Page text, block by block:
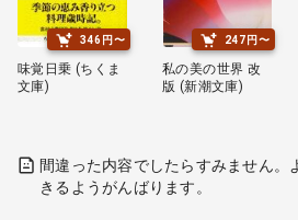
346円〜
味覚日乗 (ちくま
文庫)
247円〜
私の美の世界 改
版 (新潮文庫)
間違った内容でしたらすみません。
きるようがんばります。